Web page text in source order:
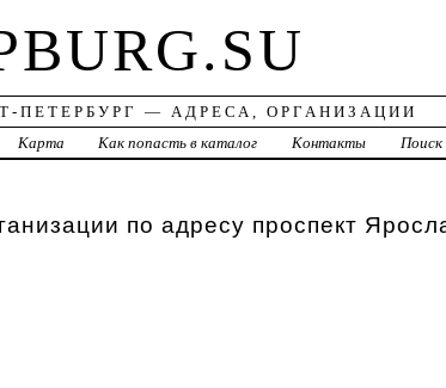
ПЕТЕРБУРГ — АДРЕСА, ОРГАНИЗАЦИИ
Карта Как попасть в каталог Контакты Поиск
по адресу проспект